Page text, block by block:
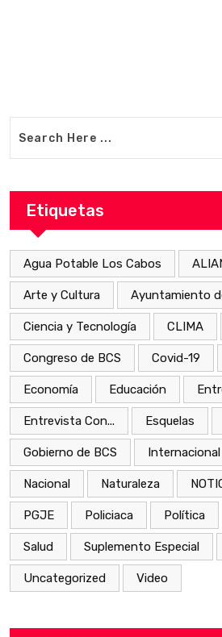
Etiquetas
Agua Potable Los Cabos
Arte y Cultura Ayuntamiento
Ciencia y Tecnología CLIMA
Congreso de BCS Covid-19
Economía Educación
Entrevista Con... Esquelas
Gobierno de BCS Internacional
Nacional Naturaleza
PGJE Policiaca Política
Salud Suplemento Especial
Uncategorized Video